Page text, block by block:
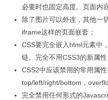
必要时也固定高度。页面内
除了图片可以外连，其他一
iframe这样的页面嵌套；
CSS要完全嵌入html元素中
链。完全不用CSS3的新属性
CSS2中应该禁用的常用属
top/left/right/bottom，
完全禁用任何形式的